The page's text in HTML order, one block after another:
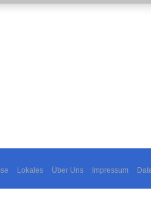
Lokales Über Uns Impressum